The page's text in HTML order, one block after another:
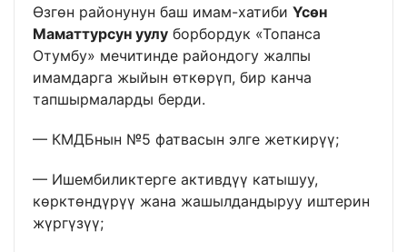
Өзгөн районунун баш имам-хатиби Үсөн
Маматтурсун уулу борбордук «Топанса
Отумбу» мечитинде райондогу жалпы
имамдарга жыйын өткөрүп, бир канча
тапшырмаларды берди.
— КМДБнын №5 фатвасын элге жеткирүү;
— Ишембиликтерге активдүү катышуу,
көрктөндүрүү жана жашылдандыруу иштерин
жүргүзүү;